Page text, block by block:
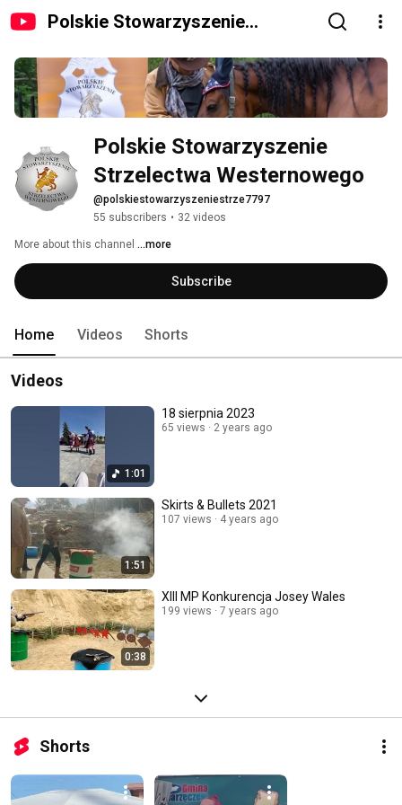
Polskie Stowarzyszenie
Polskie Stowarzyszenie
Strzelectwa Westernowego
@polskiestowarzyszeniestrze7797
55 subscribers • 32 videos
More about this channel ...more
Subscribe
Home Videos Shorts
Videos
1:01
18 sierpnia 2023
65 views 2 years ago
1:51
Skirts & Bullets 2021
107 views 4 years ago
0:38
XIII MP Konkurencja Josey Wales
199 views 7 years ago
Shorts